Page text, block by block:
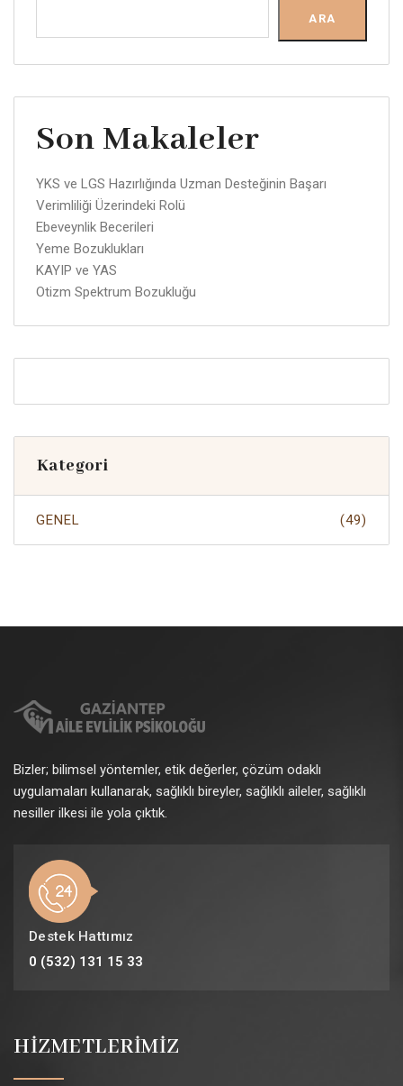
ARA
Son Makaleler
YKS ve LGS Hazırlığında Uzman Desteğinin Başarı
Verimliliği Üzerindeki Rolü
Ebeveynlik Becerileri
Yeme Bozuklukları
KAYIP ve YAS
Otizm Spektrum Bozukluğu
Kategori
GENEL (49)
Bizler; bilimsel yöntemler, etik değerler, çözüm odaklı
uygulamaları kullanarak, sağlıklı bireyler, sağlıklı aileler, sağlıklı
nesiller ilkesi ile yola çıktık.
Destek Hattımız
0 (532) 131 15 33
HİZMETLERİMİZ